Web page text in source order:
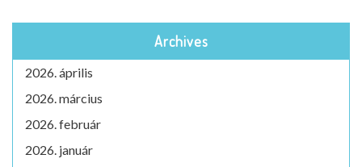
Archives
2026. április
2026. március
2026. február
2026. január